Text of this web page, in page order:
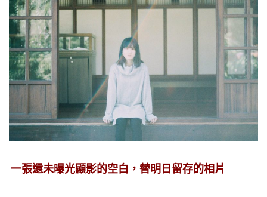
一張還未曝光顯影的空白，替明日留存的相片